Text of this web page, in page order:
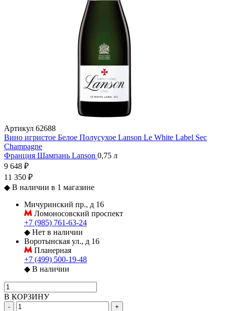
Артикул 62688
Вино игристое Белое Полусухое Lanson Le White Label Sec
Champagne
Франция Шампань Lanson 0,75 л
9 648 ₽
11 350 ₽
◆ В наличии в 1 магазине
Мичуринский пр., д 16
Ломоносовский проспект
+7 (985) 761-63-24
◆ Нет в наличии
Воротынская ул., д 16
Планерная
+7 (499) 500-19-48
◆ В наличии
В КОРЗИНУ
- +